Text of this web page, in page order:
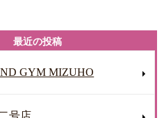
最近の投稿
GYM MIZUHO
号店